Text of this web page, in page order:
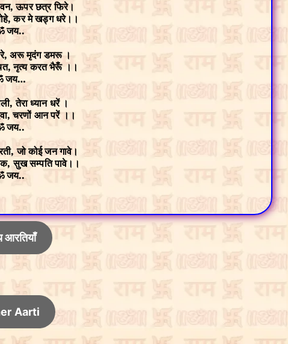
ऊपर छत्र फिरे।
कर मे खड्ग धरे।।
जय..
अरू मृदंग डमरू ।
नृत्य करत भैरूँ ।।
जय…
तेरा ध्यान धरें ।
चरणों आन परें ।।
जय..
जो कोई जन गावे।
सुख सम्पति पावे।।
जय..
आरतियाँ
Aarti